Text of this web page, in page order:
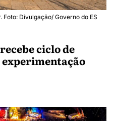
Divulgação/ Governo do ES
ciclo de